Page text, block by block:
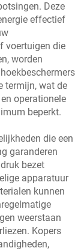
Deze
effectief
voertuigen die
worden
termijn, wat de
operationele
beperkt.
die een
garanderen
bezet
apparatuur
kunnen
weerstaan
Kopers